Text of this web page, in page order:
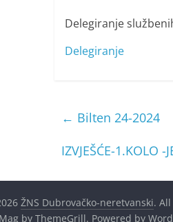
Delegiranje
Delegiranje
← Bilten 24-2024
IZVJEŠĆE-1.KOLO
ŽNS Dubrovačko-neretvanski.
by ThemeGrill. Powered by